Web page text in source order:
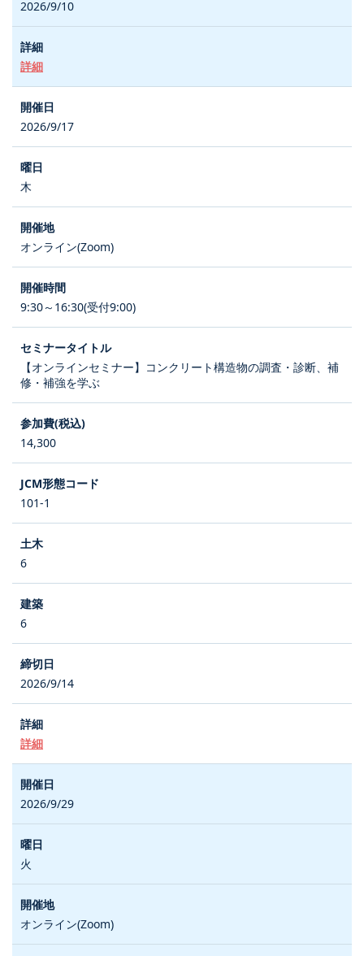
2026/9/10
詳細
2026/9/17
木
オンライン(Zoom)
9:30～16:30(受付9:00)
【オンラインセミナー】コンクリート構造物の調査・診断、補
修・補強を学ぶ
14,300
101-1
6
6
2026/9/14
詳細
2026/9/29
火
オンライン(Zoom)